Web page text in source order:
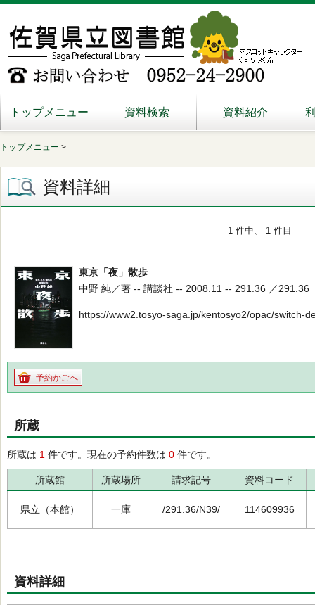
トップメニュー 資料検索 資料紹介
トップメニュー >
資料詳細
1 件中、 1 件目
東京「夜」散歩
中野 純／著 -- 講談社 -- 2008.11 -- 291.36 ／291.36
https://www2.tosyo-saga.jp/kentosyo2/opac/switch-
予約かごへ
所蔵
所蔵は 1 件です。現在の予約件数は 0 件です。
所蔵館 所蔵場所 請求記号 資料コード
県立（本館） 一庫 /291.36/N39/ 114609936
資料詳細